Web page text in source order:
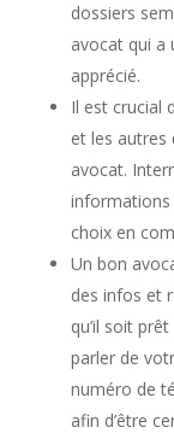
dossiers
avocat qui a
apprécié.
Il est crucial
et les autres
avocat.
informations
choix en
Un bon
des infos et
qu’il soit
parler de
numéro de
afin d’être